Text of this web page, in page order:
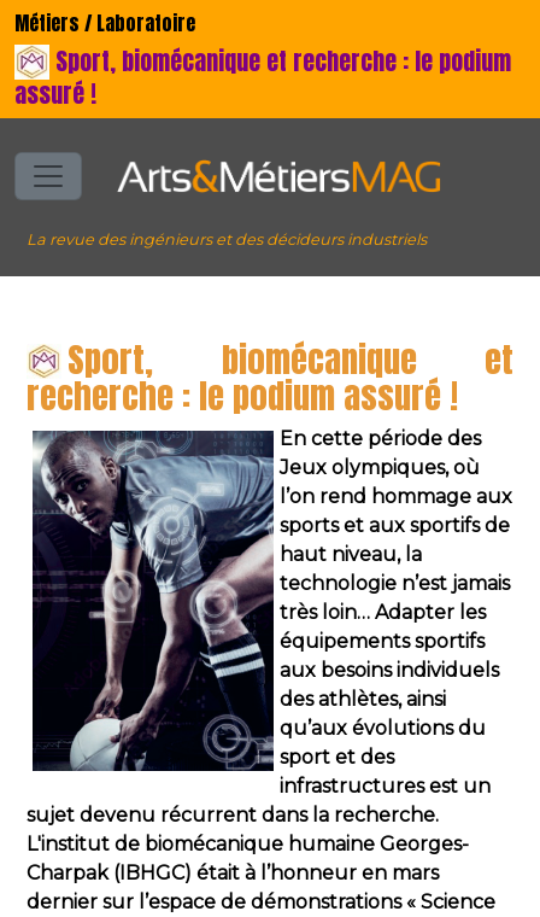
Métiers / Laboratoire
Sport, biomécanique et recherche : le podium
assuré !
La revue des ingénieurs et des décideurs industriels
Sport, biomécanique et
recherche : le podium assuré !
En cette période des
Jeux olympiques, où
l’on rend hommage aux
sports et aux sportifs de
haut niveau, la
technologie n’est jamais
très loin… Adapter les
équipements sportifs
aux besoins individuels
des athlètes, ainsi
qu’aux évolutions du
sport et des
infrastructures est un
sujet devenu récurrent dans la recherche.
L'institut de biomécanique humaine Georges-
Charpak (IBHGC) était à l’honneur en mars
dernier sur l’espace de démonstrations « Science